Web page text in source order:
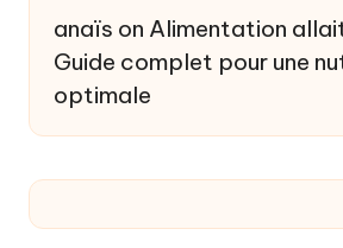
anaïs on Alimentation
Guide complet pour une
optimale